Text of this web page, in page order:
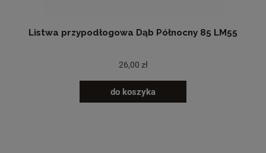
Listwa przypodłogowa Dąb Północny 85 LM55
26,00 zł
do koszyka